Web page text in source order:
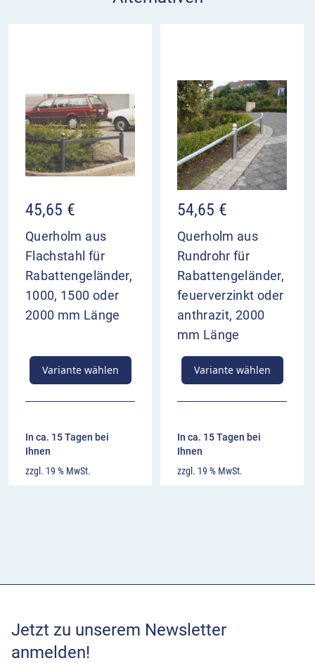
45,65 €
Querholm aus
Flachstahl für
Rabattengeländer,
1000, 1500 oder
2000 mm Länge
Variante wählen
In ca. 15 Tagen bei
Ihnen
zzgl. 19 % MwSt.
54,65 €
Querholm aus
Rundrohr für
Rabattengeländer,
feuerverzinkt oder
anthrazit, 2000
mm Länge
Variante wählen
In ca. 15 Tagen bei
Ihnen
zzgl. 19 % MwSt.
Jetzt zu unserem Newsletter
anmelden!